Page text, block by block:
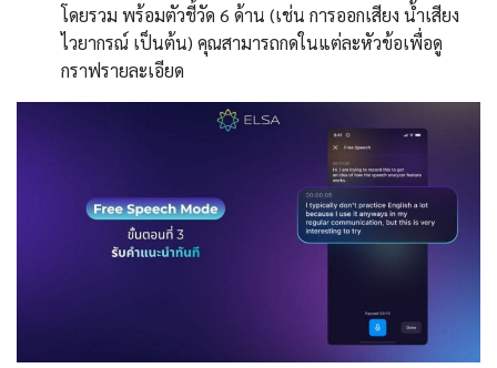
โดยรวม พร้อมตัวชี้วัด 6 ด้าน (เช่น การออกเสียง น้ำเสียง
ไวยากรณ์ เป็นต้น) คุณสามารถกดในแต่ละหัวข้อเพื่อดู
กราฟรายละเอียด